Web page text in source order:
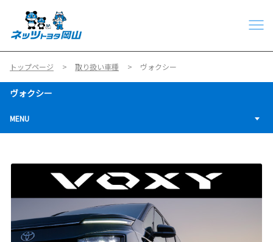
トップページ 取り扱い車種 ヴォクシー
ヴォクシー
MENU